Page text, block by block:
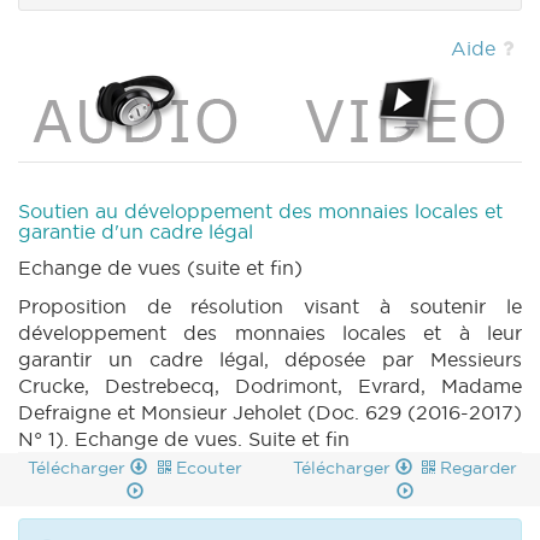
Aide
Soutien au développement des monnaies locales et
garantie d'un cadre légal
Echange de vues (suite et fin)
Proposition de résolution visant à soutenir le
développement des monnaies locales et à leur
garantir un cadre légal, déposée par Messieurs
Crucke, Destrebecq, Dodrimont, Evrard, Madame
Defraigne et Monsieur Jeholet (Doc. 629 (2016-2017)
N° 1). Echange de vues. Suite et fin
Télécharger Ecouter Télécharger Regarder